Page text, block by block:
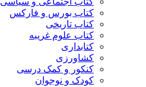
کتاب بورس و فارکس
کتاب تاریخی
کتاب علوم غریبه
کتابداری
کشاورزی
کنکور و کمک‌ درسی
کودک و نوجوان